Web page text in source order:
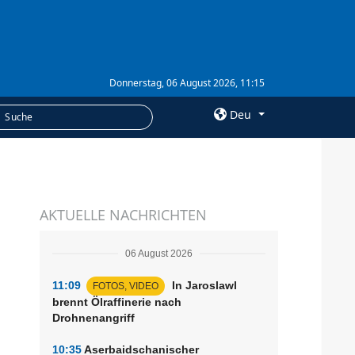
Donnerstag, 06 August 2026, 11:15
Deu
Abonnement
AKTUELLE NACHRICHTEN
06 August 2026
11:09 FOTOS, VIDEO
In Jaroslawl
brennt Ölraffinerie nach
Drohnenangriff
10:35Aserbaidschanischer